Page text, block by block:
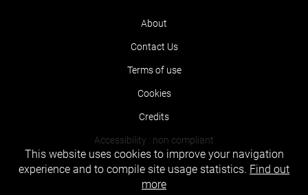
About
Contact Us
Terms of use
Cookies
Credits
Accessibility : non compliant
This website uses cookies to improve your navigation
experience and to compile site usage statistics. Find out
more